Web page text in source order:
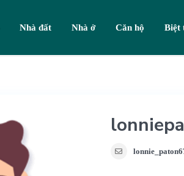
Nhà đất Nhà ở Căn hộ Biệt